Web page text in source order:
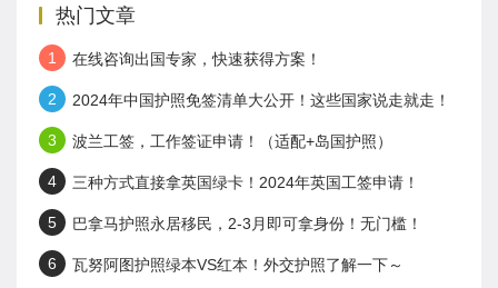
热门文章
1 在线咨询出国专家，快速获得方案！
2 2024年中国护照免签清单大公开！这些国家说走就走！
3 波兰工签，工作签证申请！（适配+岛国护照）
4 三种方式直接拿英国绿卡！2024年英国工签申请！
5 巴拿马护照永居移民，2-3月即可拿身份！无门槛！
6 瓦努阿图护照绿本VS红本！外交护照了解一下～